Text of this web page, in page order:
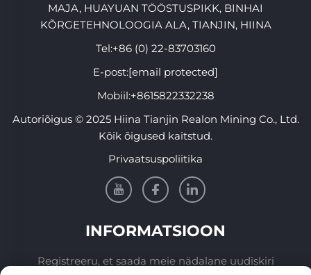
MAJA, HUAYUAN TÖÖSTUSPIKK, BINHAI
KÕRGETEHNOLOOGIA ALA, TIANJIN, HIINA
Tel:+86 (0) 22-83703160
E-post:[email protected]
Mobiil:+8615822332238
Autoriõigus © 2025 Hiina Tianjin Realon Mining Co., Ltd.
Kõik õigused kaitstud.
Privaatsuspoliitika
INFORMATSIOON
Registreeru, et saada meie nädalane uudiskiri